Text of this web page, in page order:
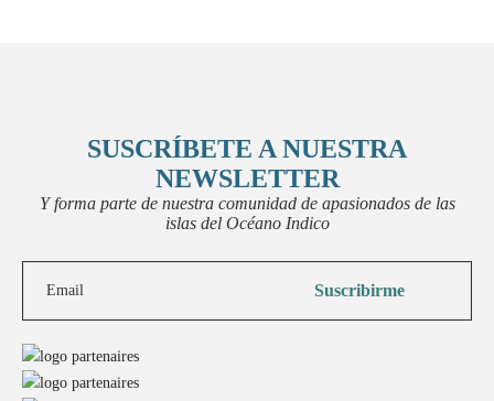
SUSCRÍBETE A NUESTRA
NEWSLETTER
Y forma parte de nuestra comunidad de apasionados de las
islas del Océano Indico